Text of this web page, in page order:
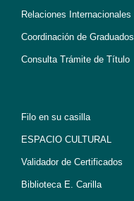
Relaciones Internacionales
Coordinación de Graduados
Consulta Trámite de Título
Filo en su casilla
ESPACIO CULTURAL
Validador de Certificados
Biblioteca E. Carilla